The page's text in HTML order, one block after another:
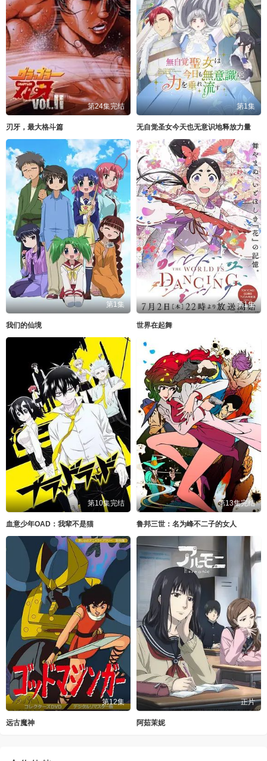
第24集完结
刃牙，最大格斗篇
第1集
无自觉圣女今天也无意识地释放力量
第1集
我们的仙境
第1集
世界在起舞
第10集完结
血意少年OAD：我辈不是猫
第13集完结
鲁邦三世：名为峰不二子的女人
第12集
远古魔神
正片
阿茹茉妮